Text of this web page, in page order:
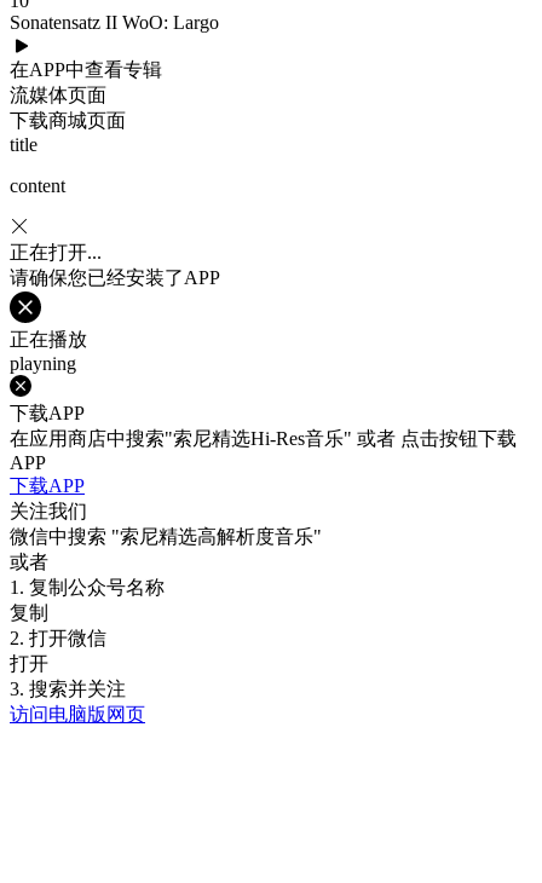
Sonatensatz II WoO: Largo
在APP中查看专辑
流媒体页面
下载商城页面
title
content
正在打开...
请确保您已经安装了APP
正在播放
playning
下载APP
在应用商店中搜索"索尼精选Hi-Res音乐" 或者 点击按钮下载
APP
下载APP
关注我们
微信中搜索 "索尼精选高解析度音乐"
或者
1. 复制公众号名称
复制
2. 打开微信
打开
3. 搜索并关注
访问电脑版网页